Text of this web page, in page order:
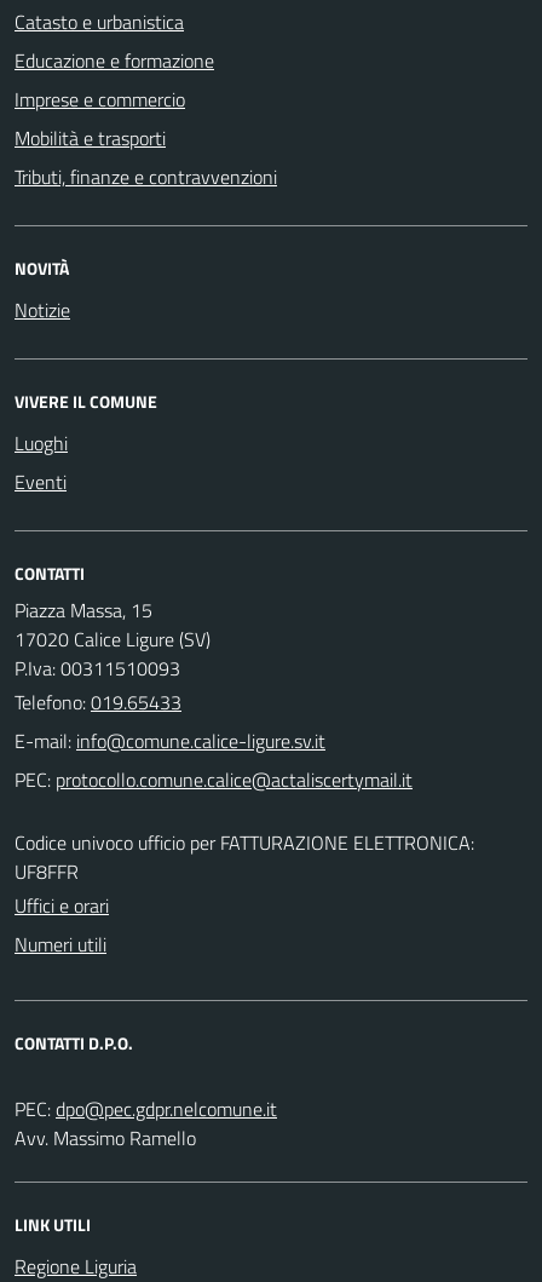
Catasto e urbanistica
Educazione e formazione
Imprese e commercio
Mobilità e trasporti
Tributi, finanze e contravvenzioni
NOVITÀ
Notizie
VIVERE IL COMUNE
Luoghi
Eventi
CONTATTI
Piazza Massa, 15
17020 Calice Ligure (SV)
P.Iva: 00311510093
Telefono:019.65433
E-mail:
PEC:
Codice univoco ufficio per FATTURAZIONE ELETTRONICA:
UF8FFR
Uffici e orari
Numeri utili
CONTATTI D.P.O.
PEC:
Avv. Massimo Ramello
LINK UTILI
Regione Liguria